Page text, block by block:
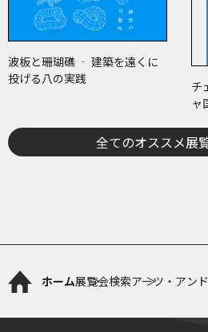
波板と珊瑚礁 ‐ 建築を遠くに
投げる八の実践
チ
ャ
全てのオススメ展
ホーム展覧会検索アーツ・アン
ライトまで